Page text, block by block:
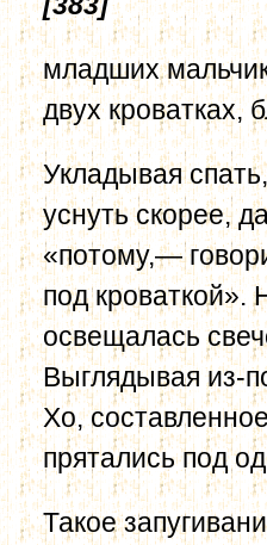
младших
двух кроватках,
Укладывая
уснуть скорее,
«потому,—
под кроваткой».
освещалась
Выглядывая из-
Хо,
прятались под
Такое